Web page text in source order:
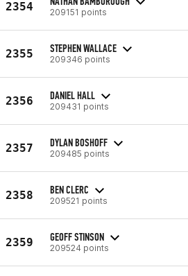
2354 209151 points
2355 STEPHEN WALLACE
209346 points
2356 DANIEL HALL
209431 points
2357 DYLAN BOSHOFF
209485 points
2358 BEN CLERC
209521 points
2359 GEOFF STINSON
209524 points